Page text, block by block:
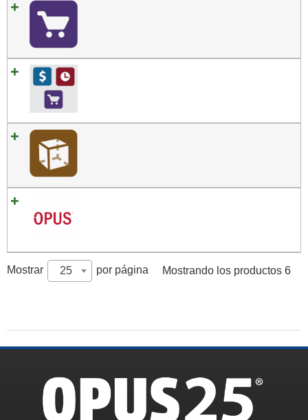
Mostrar 25 por página Mostrando los productos 6